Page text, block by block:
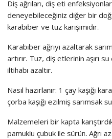
Diş ağrıları, diş eti
deneyebileceğiniz diğer bir
karabiber ve tuz karışımıdır.
Karabiber ağrıyı azaltarak
artırır. Tuz, diş etlerinin aşırı
iltihabı azaltır.
Nasıl hazırlanır: 1 çay kaşığı
çorba kaşığı ezilmiş sarımsak
Malzemeleri bir kapta
pamuklu çubuk ile sürün. Ağrı